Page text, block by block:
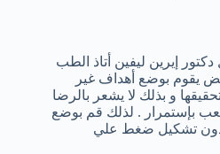
دكتور إيرين ليفين أتاذ الطب
يقوم بوضع أهداف غير
و بذلك لا يشعر بالرضا
بإستمرار . لذلك قم بوضع
تشكيل ضغط علي